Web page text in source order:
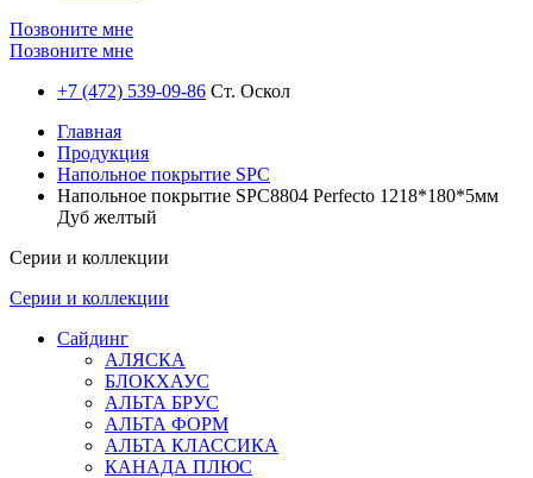
Позвоните мне
Позвоните мне
+7 (472) 539-09-86 Ст. Оскол
Главная
Продукция
Напольное покрытие SPC
Напольное покрытие SPC8804 Perfecto 1218*180*5мм
Дуб желтый
Серии и коллекции
Серии и коллекции
Сайдинг
АЛЯСКА
БЛОКХАУС
АЛЬТА БРУС
АЛЬТА ФОРМ
АЛЬТА КЛАССИКА
КАНАДА ПЛЮС